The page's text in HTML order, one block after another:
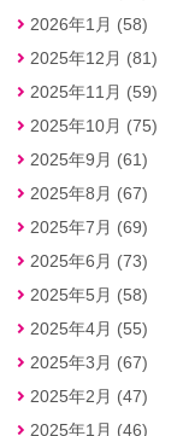
2026年1月 (58)
2025年12月 (81)
2025年11月 (59)
2025年10月 (75)
2025年9月 (61)
2025年8月 (67)
2025年7月 (69)
2025年6月 (73)
2025年5月 (58)
2025年4月 (55)
2025年3月 (67)
2025年2月 (47)
2025年1月 (46)